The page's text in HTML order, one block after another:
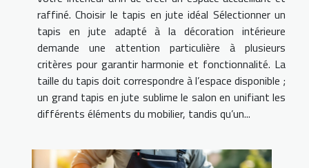
raffiné. Choisir le tapis en jute idéal Sélectionner un
tapis en jute adapté à la décoration intérieure
demande une attention particulière à plusieurs
critères pour garantir harmonie et fonctionnalité. La
taille du tapis doit correspondre à l’espace disponible ;
un grand tapis en jute sublime le salon en unifiant les
différents éléments du mobilier, tandis qu’un...